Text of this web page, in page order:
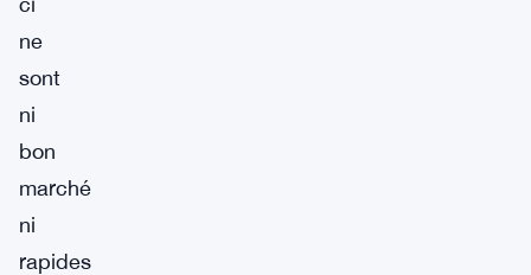
ne
sont
ni
bon
marché
ni
rapides